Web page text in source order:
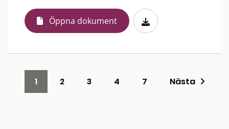
Öppna dokument
1 2 3 4 7 Nästa